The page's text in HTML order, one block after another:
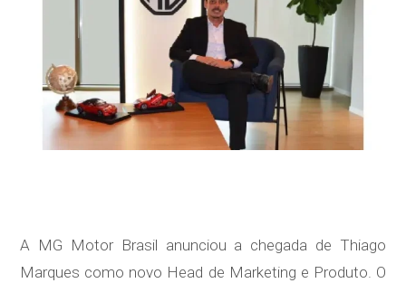
A MG Motor Brasil anunciou a chegada de Thiago
Marques como novo Head de Marketing e Produto. O